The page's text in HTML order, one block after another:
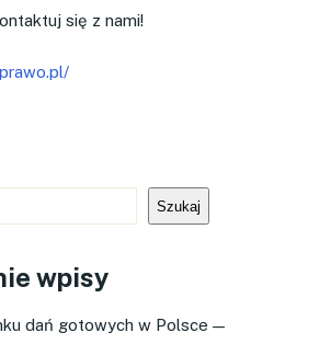
się z nami!
Szukaj
wpisy
dań gotowych w Polsce —